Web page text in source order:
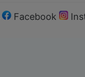
Facebook